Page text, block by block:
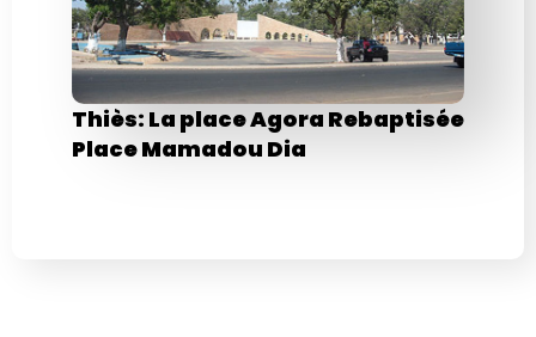
Thiès: La place Agora Rebaptisée
Place Mamadou Dia